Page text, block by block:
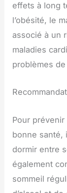
effets à long
l’obésité, le
associé à un
maladies
problèmes
Pour
bonne santé,
dormir entre
également
sommeil